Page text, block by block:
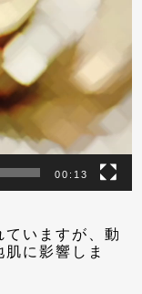
00:13
ていますが、動
に影響しま